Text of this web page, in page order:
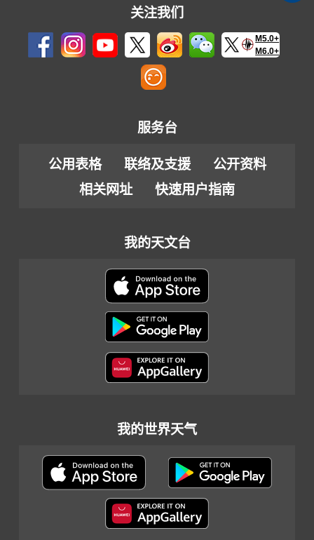
关注我们
M5.0+
M6.0+
服务台
公用表格 联络及支援
公开资料
相关网址
快速用户指南
我的天文台
我的世界天气